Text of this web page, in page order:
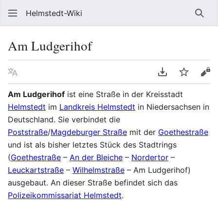
Helmstedt-Wiki
Am Ludgerihof
Sprache PDF
Am Ludgerihof ist eine Straße in der Kreisstadt
Helmstedt im Landkreis Helmstedt in Niedersachsen in
Deutschland. Sie verbindet die
Poststraße/Magdeburger Straße mit der Goethestraße
und ist als bisher letztes Stück des Stadtrings
(Goethestraße – An der Bleiche – Nordertor –
Leuckartstraße – Wilhelmstraße – Am Ludgerihof)
ausgebaut. An dieser Straße befindet sich das
Polizeikommissariat Helmstedt.